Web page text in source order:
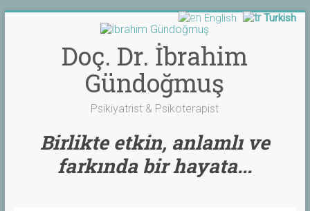
Doç. Dr. İbrahim
Gündoğmuş
Psikiyatrist & Psikoterapist
Birlikte etkin, anlamlı ve
farkında bir hayata...
English Turkish